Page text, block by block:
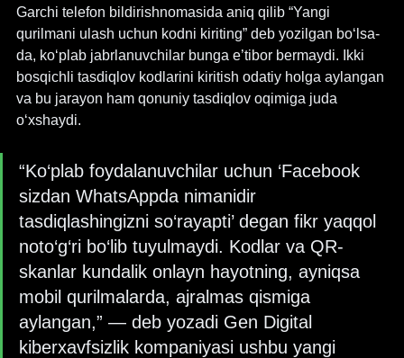
Garchi telefon bildirishnomasida aniq qilib “Yangi
qurilmani ulash uchun kodni kiriting” deb yozilgan bo‘lsa-
da, ko‘plab jabrlanuvchilar bunga e’tibor bermaydi. Ikki
bosqichli tasdiqlov kodlarini kiritish odatiy holga aylangan
va bu jarayon ham qonuniy tasdiqlov oqimiga juda
o‘xshaydi.
“Ko‘plab foydalanuvchilar uchun ‘Facebook
sizdan WhatsAppda nimanidir
tasdiqlashingizni so‘rayapti’ degan fikr yaqqol
noto‘g‘ri bo‘lib tuyulmaydi. Kodlar va QR-
skanlar kundalik onlayn hayotning, ayniqsa
mobil qurilmalarda, ajralmas qismiga
aylangan,” — deb yozadi Gen Digital
kiberxavfsizlik kompaniyasi ushbu yangi